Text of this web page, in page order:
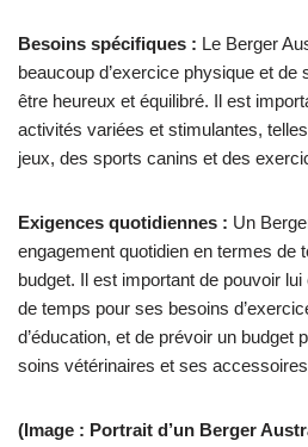
Besoins spécifiques : Le Berger
beaucoup d’exercice physique et de
être heureux et équilibré. Il est
activités variées et stimulantes,
jeux, des sports canins et des
Exigences quotidiennes : Un
engagement quotidien en termes de
budget. Il est important de pouvoir
de temps pour ses besoins
d’éducation, et de prévoir un budget
soins vétérinaires et ses
(Image : Portrait d’un Berger